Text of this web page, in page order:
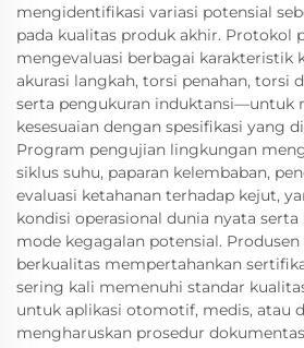
mengidentifikasi variasi potensial
pada kualitas produk akhir. Protokol
mengevaluasi berbagai
akurasi langkah, torsi penahan, torsi
serta pengukuran induktansi—untuk
kesesuaian dengan spesifikasi yang
Program pengujian lingkungan
siklus suhu, paparan kelembaban,
evaluasi ketahanan terhadap kejut,
kondisi operasional dunia nyata
mode kegagalan potensial.
berkualitas mempertahankan
sering kali memenuhi standar
untuk aplikasi otomotif, medis, atau
mengharuskan prosedur